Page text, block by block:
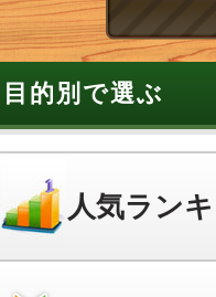
目的別で選ぶ
人気ラン